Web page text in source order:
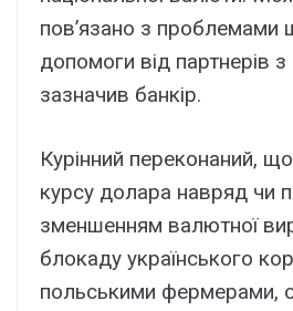
пов’язано з проблемами
допомоги від партнерів
зазначив банкір.
Курінний переконаний,
курсу долара навряд чи
зменшенням валютної
блокаду українського
польськими фермерами,